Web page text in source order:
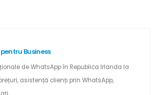
Business
de WhatsApp în Republica Irlanda la
asistență clienți prin WhatsApp,